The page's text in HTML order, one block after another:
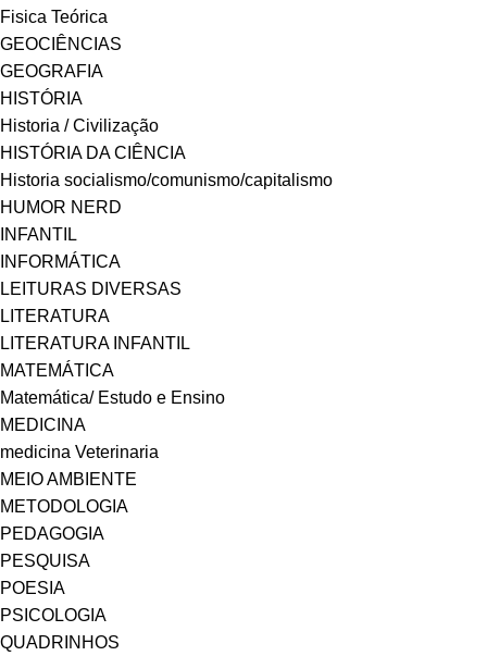
Fisica Teórica
GEOCIÊNCIAS
GEOGRAFIA
HISTÓRIA
Historia / Civilização
HISTÓRIA DA CIÊNCIA
Historia socialismo/comunismo/capitalismo
HUMOR NERD
INFANTIL
INFORMÁTICA
LEITURAS DIVERSAS
LITERATURA
LITERATURA INFANTIL
MATEMÁTICA
Matemática/ Estudo e Ensino
MEDICINA
medicina Veterinaria
MEIO AMBIENTE
METODOLOGIA
PEDAGOGIA
PESQUISA
POESIA
PSICOLOGIA
QUADRINHOS